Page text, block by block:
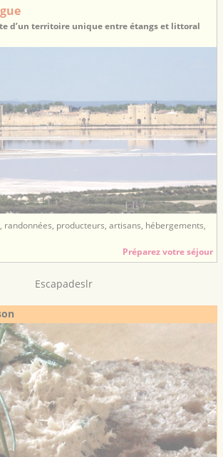
d’un territoire unique entre étangs et littoral
randonnées, producteurs, artisans, hébergements,
Préparez votre séjour
Escapadeslr